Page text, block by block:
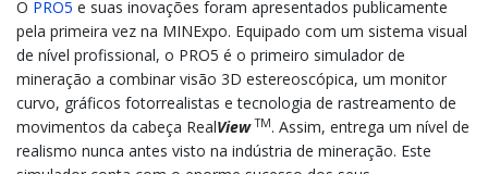
O PRO5 e suas inovações foram apresentados publicamente
pela primeira vez na MINExpo. Equipado com um sistema visual
de nível profissional, o PRO5 é o primeiro simulador de
mineração a combinar visão 3D estereoscópica, um monitor
curvo, gráficos fotorrealistas e tecnologia de rastreamento de
movimentos da cabeça RealView TM. Assim, entrega um nível de
realismo nunca antes visto na indústria de mineração. Este